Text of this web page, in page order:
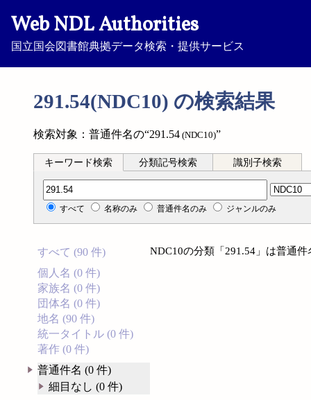
Web NDL Authorities
国立国会図書館典拠データ検索・提供サービス
291.54(NDC10) の検索結果
検索対象：普通件名の“291.54 (NDC10)”
キーワード検索 分類記号検索 識別子検索
分類記号検索
すべて 名称のみ 普通件名のみ ジャンルのみ
すべて (90 件)
個人名 (0 件)
家族名 (0 件)
団体名 (0 件)
地名 (90 件)
統一タイトル (0 件)
著作 (0 件)
普通件名 (0 件)
細目なし (0 件)
NDC10の分類「291.54」は普通